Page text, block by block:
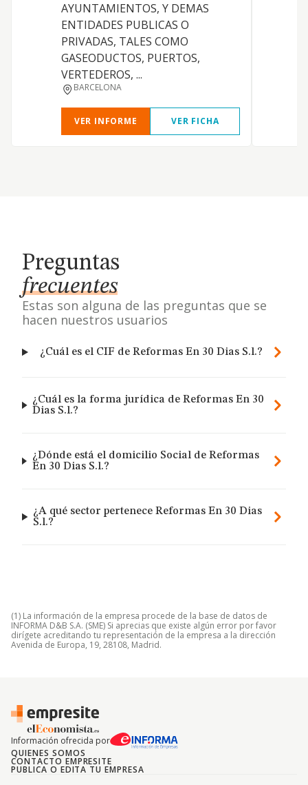
AYUNTAMIENTOS, Y DEMAS
ENTIDADES PUBLICAS O
PRIVADAS, TALES COMO
GASEODUCTOS, PUERTOS,
VERTEDEROS, ...
BARCELONA
VER INFORME VER FICHA
Preguntas
frecuentes
Estas son alguna de las preguntas que se
hacen nuestros usuarios
¿Cuál es el CIF de Reformas En 30 Dias S.l.?
¿Cuál es la forma jurídica de Reformas En 30
Dias S.l.?
¿Dónde está el domicilio Social de Reformas
En 30 Dias S.l.?
¿A qué sector pertenece Reformas En 30 Dias
S.l.?
(1) La información de la empresa procede de la base de datos de
INFORMA D&B S.A. (SME) Si aprecias que existe algún error por favor
dirígete acreditando tu representación de la empresa a la dirección
Avenida de Europa, 19, 28108, Madrid.
Información ofrecida por
QUIENES SOMOS
CONTACTO EMPRESITE
PUBLICA O EDITA TU EMPRESA